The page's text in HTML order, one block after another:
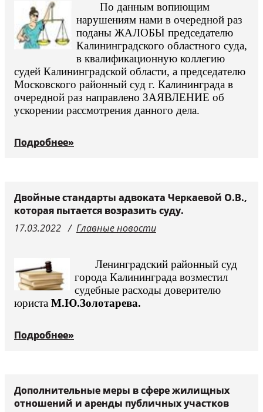
По данным вопиющим
нарушениям нами в очередной раз
поданы ЖАЛОБЫ председателю
Калининградского областного суда,
в квалификационную коллегию
судей Калининградской области, а председателю
Московского районный суд г. Калининграда в
очередной раз направлено ЗАЯВЛЕНИЕ об
ускорении рассмотрения данного дела.
Подробнее»
Двойные стандарты адвоката Черкаевой О.В.,
которая пытается возразить суду.
17.03.2022
Главные новости
Ленинградский районный суд
города Калининграда возместил
судебные расходы доверителю
юриста М.Ю.Золотарева.
Подробнее»
Дополнительные меры в сфере жилищных
отношений и аренды публичных участков